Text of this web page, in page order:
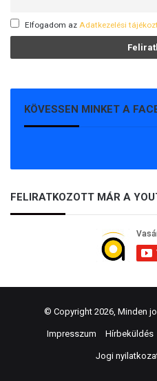
Elfogadom az Adatkezelési
KÖVESSEN MINKET A
FELIRATKOZOTT MÁR A
© Copyright 2026, Minden
Impresszum Hírbeküldés
Jogi